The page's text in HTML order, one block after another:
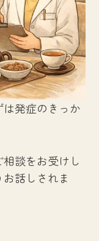
発症のきっか
談をお受けし
話しされま